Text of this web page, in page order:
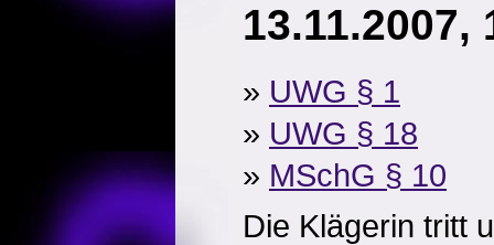
13.11.2007,
» UWG § 1
» UWG § 18
» MSchG § 10
Die Klägerin tritt